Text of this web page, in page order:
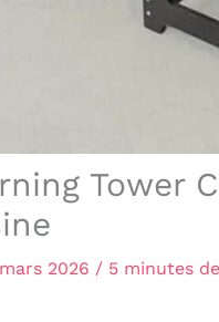
Tower
2026 / 5 minutes